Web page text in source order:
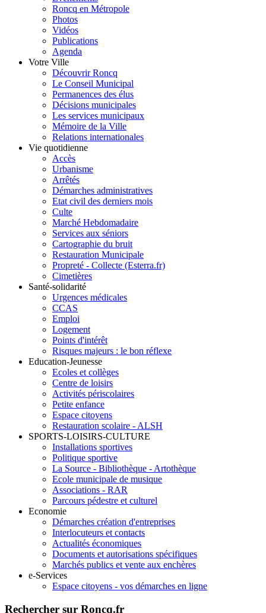
Roncq en Métropole
Photos
Vidéos
Publications
Agenda
Votre Ville
Découvrir Roncq
Le Conseil Municipal
Permanences des élus
Décisions municipales
Les services municipaux
Mémoire de la Ville
Relations internationales
Vie quotidienne
Accès
Urbanisme
Arrêtés
Démarches administratives
Etat civil des derniers mois
Culte
Marché Hebdomadaire
Services aux séniors
Cartographie du bruit
Restauration Municipale
Propreté - Collecte (Esterra.fr)
Cimetières
Santé-solidarité
Urgences médicales
CCAS
Emploi
Logement
Points d'intérêt
Risques majeurs : le bon réflexe
Education-Jeunesse
Ecoles et collèges
Centre de loisirs
Activités périscolaires
Petite enfance
Espace citoyens
Restauration scolaire - ALSH
SPORTS-LOISIRS-CULTURE
Installations sportives
Politique sportive
La Source - Bibliothèque - Artothèque
Ecole municipale de musique
Associations - RAR
Parcours pédestre et culturel
Economie
Démarches création d'entreprises
Interlocuteurs et contacts
Actualités économiques
Documents et autorisations spécifiques
Marchés publics et vente aux enchères
e-Services
Espace citoyens - vos démarches en ligne
Rechercher sur Roncq.fr